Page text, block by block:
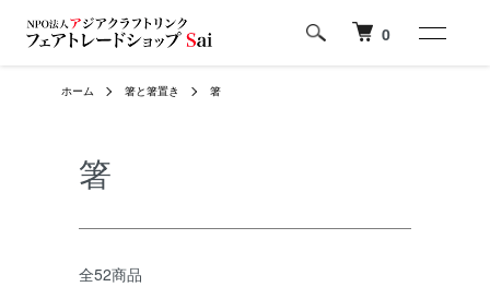
0
ホーム 箸と箸置き 箸
箸
全52商品